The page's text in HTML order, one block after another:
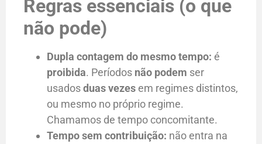
Regras essenciais (o que
não pode)
Dupla contagem do mesmo tempo: é
proibida. Períodos não podem ser
usadosduas vezes em regimes distintos,
ou mesmo no próprio regime.
Chamamos de tempo concomitante.
Tempo sem contribuição: não entra na